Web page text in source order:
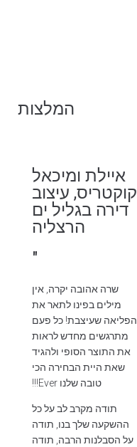
המלצות
איילת ומיכאל
קוקטריס, עיצוב
דירה בגליל ים
הרצליה
"
שרה אהובה יקרה, אין
מילים בפינו לתאר את
הפליאה שעיצבת! כל פעם
מתרגשים מחדש לראות
את התוצר הסופי ולהגיד
שאת היית הבחירה הכי
טובה שלנו Ever!!!
תודה מקרב לב על כל
ההשקעה שלך בנו, תודה
על הסבלנות הרבה, תודה